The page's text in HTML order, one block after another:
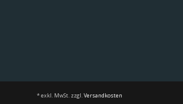
* exkl. MwSt. zzgl.Versandkosten